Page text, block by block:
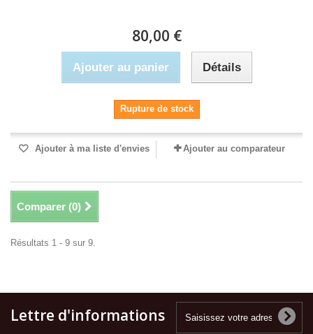
80,00 €
Ajouter au panier Détails
Rupture de stock
Ajouter à ma liste d'envies Ajouter au comparateur
Comparer (0)
Résultats 1 - 9 sur 9.
Lettre d'informations